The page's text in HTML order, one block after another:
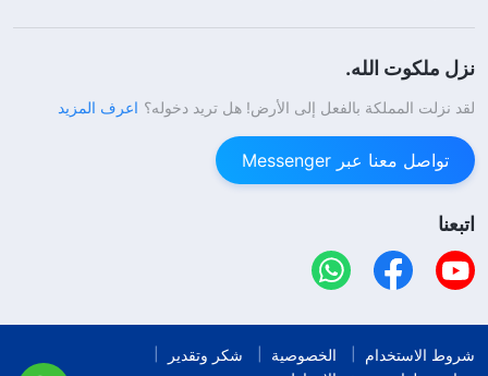
نزل ملكوت الله.
لقد نزلت المملكة بالفعل إلى الأرض! هل تريد دخوله؟ اعرف المزيد
تواصل معنا عبر Messenger
اتبعنا
شروط الاستخدام الخصوصية
شكر وتقدير